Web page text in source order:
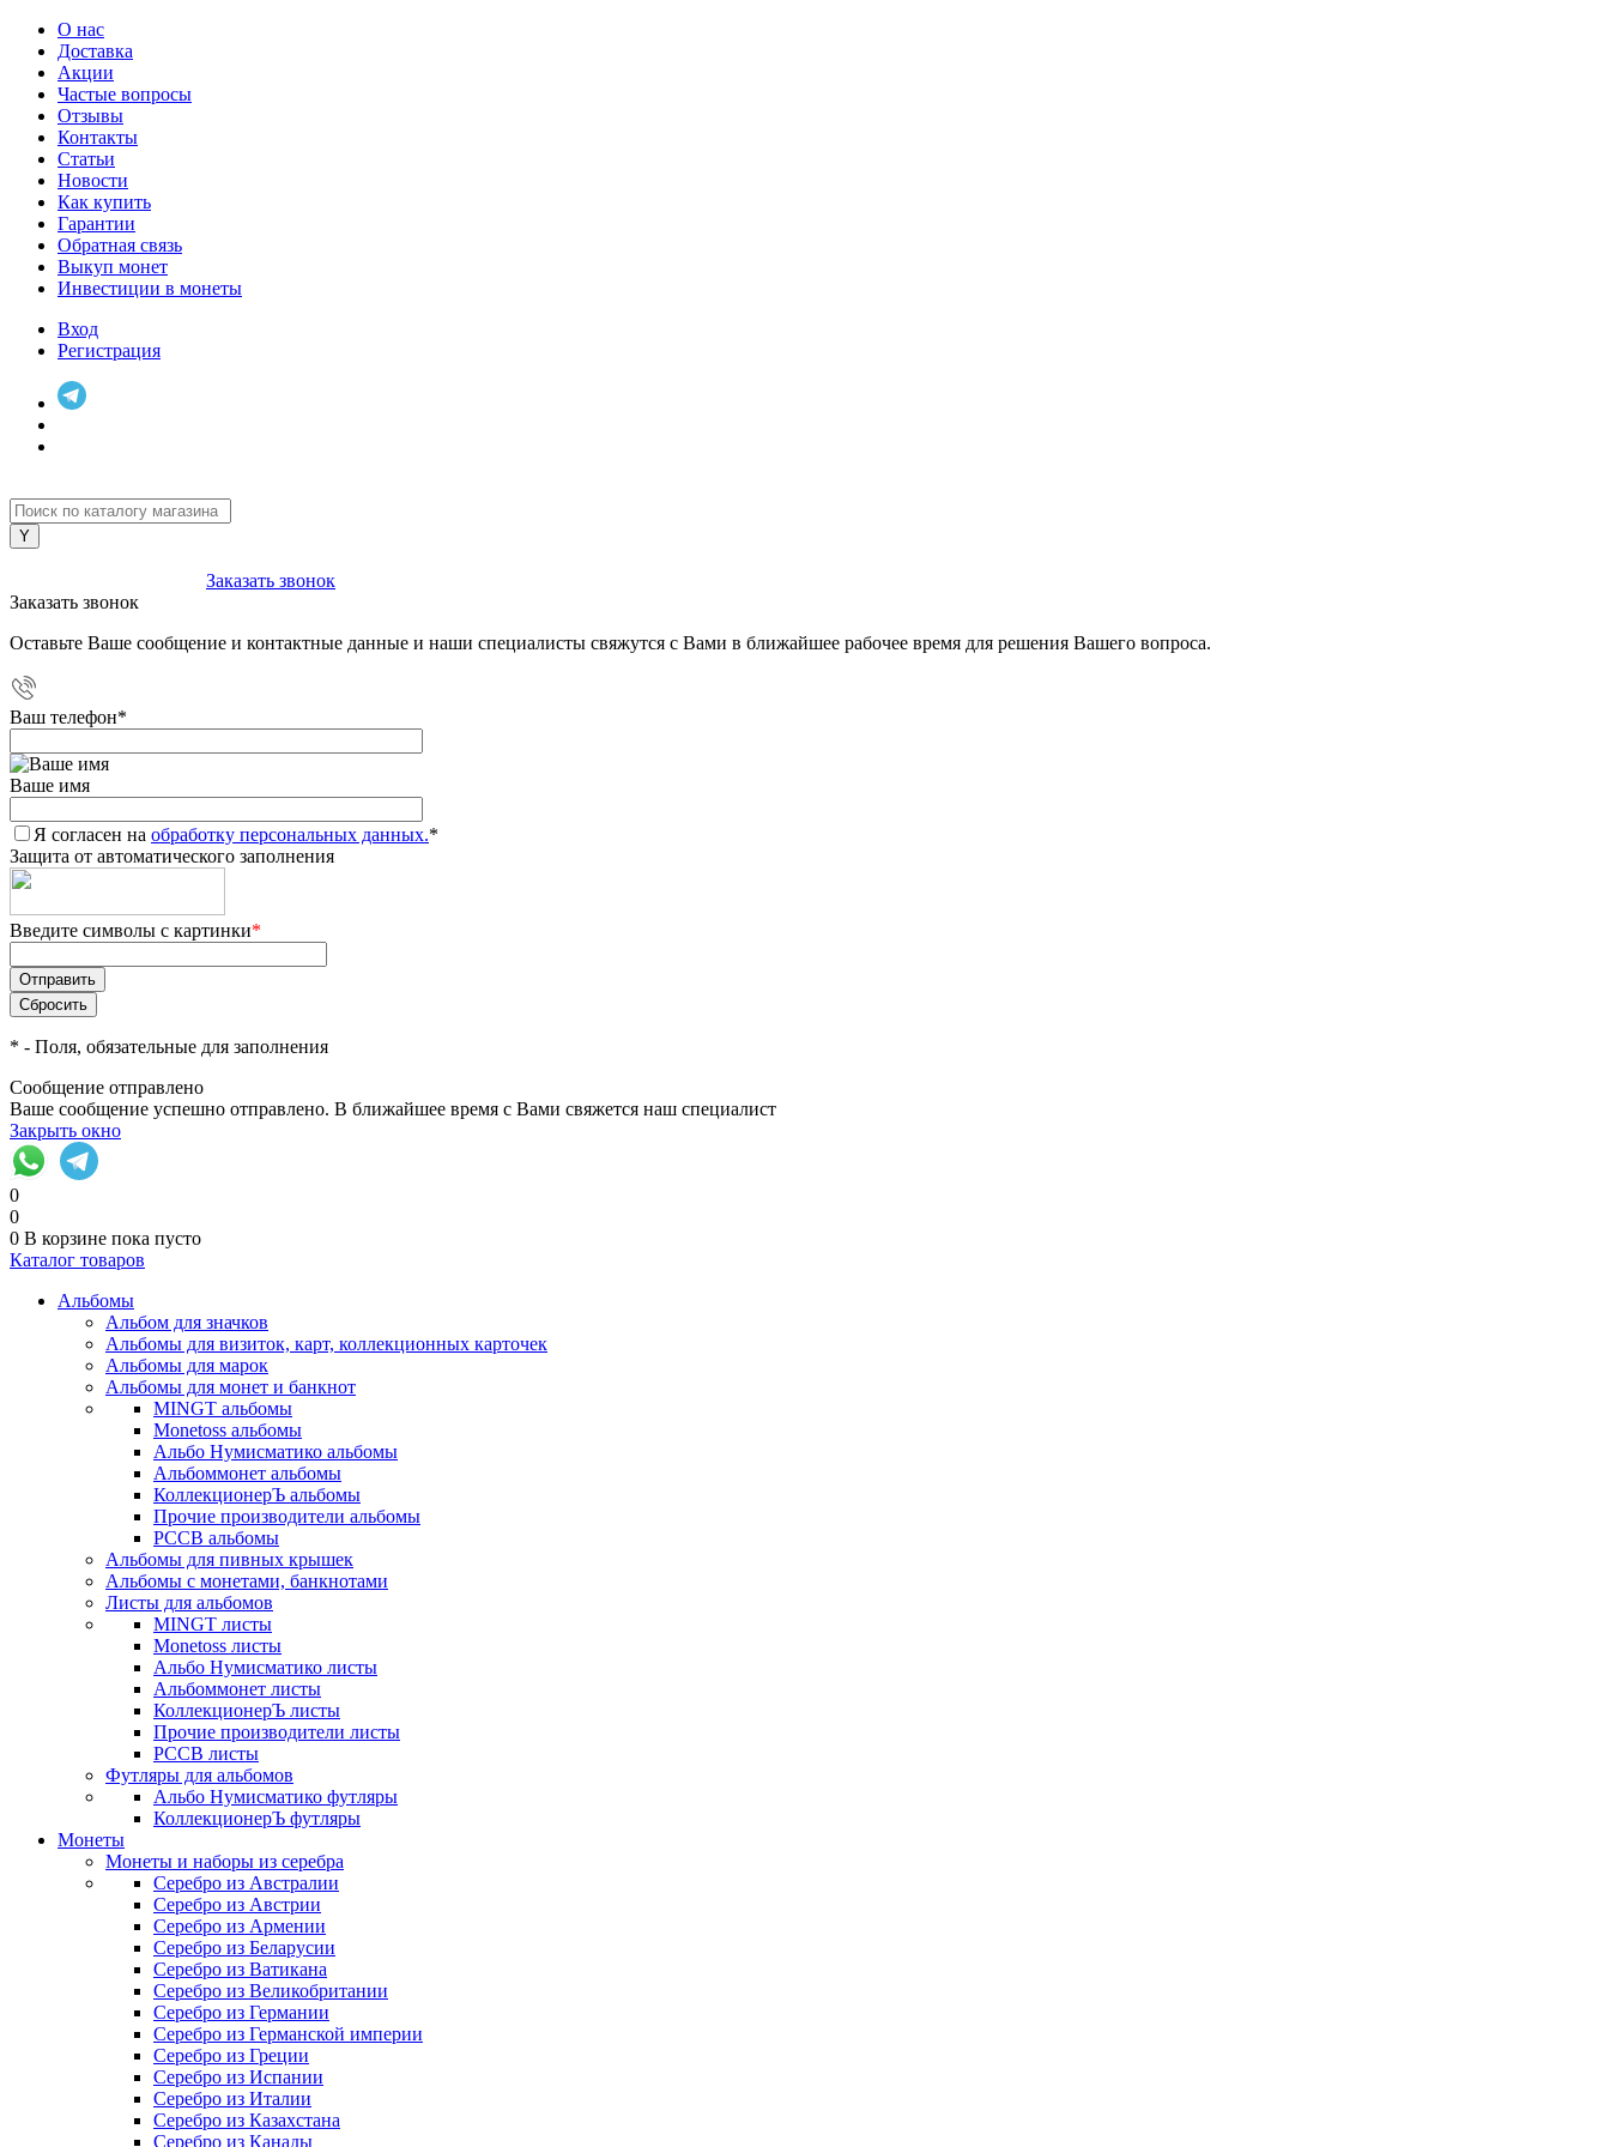
О нас
Доставка
Акции
Частые вопросы
Отзывы
Контакты
Статьи
Новости
Как купить
Гарантии
Обратная связь
Выкуп монет
Инвестиции в монеты
Вход
Регистрация
Заказать звонок
Заказать звонок
Оставьте Ваше сообщение и контактные данные и наши специалисты свяжутся с Вами в ближайшее рабочее время для решения Вашего вопроса.
Ваш телефон*
Ваше имя
Я согласен на обработку персональных данных.*
Защита от автоматического заполнения
Введите символы с картинки*
* - Поля, обязательные для заполнения
Сообщение отправлено
Ваше сообщение успешно отправлено. В ближайшее время с Вами свяжется наш специалист
Закрыть окно
0
0
0 В корзине пока пусто
Каталог товаров
Альбомы
Альбом для значков
Альбомы для визиток, карт, коллекционных карточек
Альбомы для марок
Альбомы для монет и банкнот
MINGT альбомы
Monetoss альбомы
Альбо Нумисматико альбомы
Альбоммонет альбомы
КоллекционерЪ альбомы
Прочие производители альбомы
РССВ альбомы
Альбомы для пивных крышек
Альбомы с монетами, банкнотами
Листы для альбомов
MINGT листы
Monetoss листы
Альбо Нумисматико листы
Альбоммонет листы
КоллекционерЪ листы
Прочие производители листы
РССВ листы
Футляры для альбомов
Альбо Нумисматико футляры
КоллекционерЪ футляры
Монеты
Монеты и наборы из серебра
Серебро из Австралии
Серебро из Австрии
Серебро из Армении
Серебро из Беларусии
Серебро из Ватикана
Серебро из Великобритании
Серебро из Германии
Серебро из Германской империи
Серебро из Греции
Серебро из Испании
Серебро из Италии
Серебро из Казахстана
Серебро из Канады